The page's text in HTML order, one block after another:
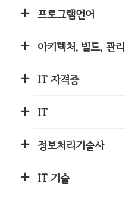
프로그램언어
아키텍처, 빌드, 관리
IT 자격증
IT
정보처리기술사
IT 기술